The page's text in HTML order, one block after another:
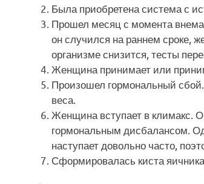
Была приобретена система с
Прошел месяц с момента
он случился на раннем сроке,
организме снизится, тесты
Женщина принимает или
Произошел гормональный
веса.
Женщина вступает в климакс.
гормональным дисбалансом.
наступает довольно часто,
Сформировалась киста